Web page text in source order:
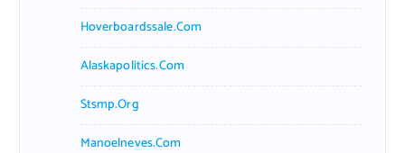
Hoverboardssale.com
Alaskapolitics.com
Stsmp.org
Manoelneves.com